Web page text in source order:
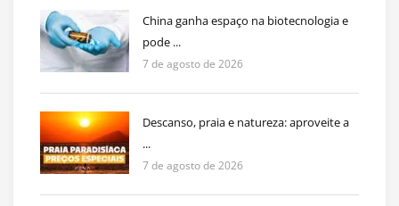
China ganha espaço na biotecnologia e
pode ...
7 de agosto de 2026
Descanso, praia e natureza: aproveite a
...
7 de agosto de 2026